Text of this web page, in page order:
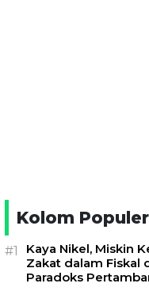
Kolom Populer
#1
Kaya Nikel, Miskin
Zakat dalam Fiskal
Paradoks